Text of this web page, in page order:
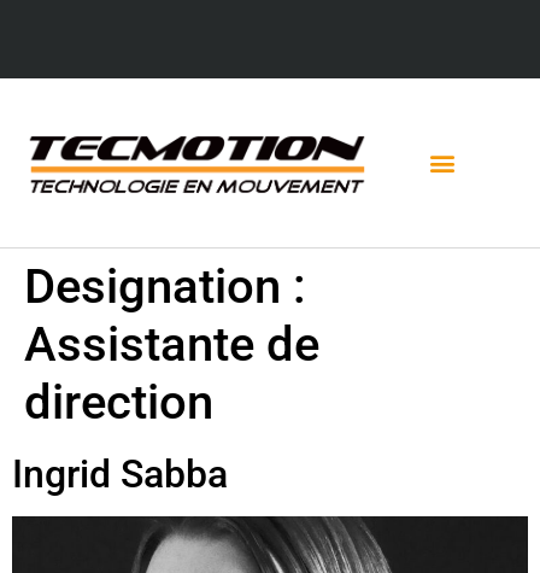
Designation :
Assistante de
direction
Ingrid Sabba